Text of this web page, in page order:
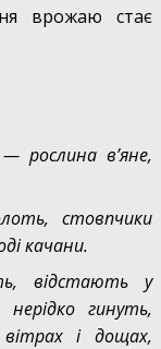
врожаю стає
рослина в’яне,
стовпчики
качани.
відстають у
гинуть,
і дощах,